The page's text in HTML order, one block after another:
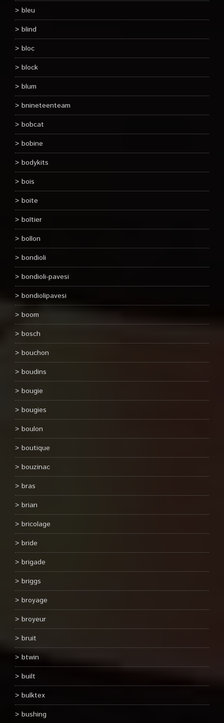
bleu
blind
bloc
block
blum
bnineteenteam
bobcat
bobine
bodykits
bois
boite
boîtier
bollon
bondioli
bondioli-pavesi
bondiolipavesi
boom
bosch
bouchon
boudins
bougie
bougies
boulon
boutique
bouzinac
bras
brian
bricolage
bride
brigade
briggs
broyage
broyeur
bruit
btwin
built
bulktex
bushing